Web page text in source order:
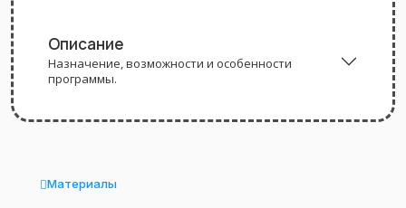
Описание
Назначение, возможности и особенности
программы.
Материалы